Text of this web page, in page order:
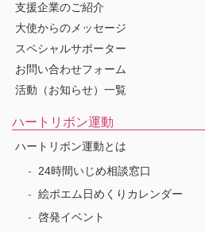
支援企業のご紹介
大使からのメッセージ
スペシャルサポーター
お問い合わせフォーム
活動（お知らせ）一覧
ハートリボン運動
ハートリボン運動とは
24時間いじめ相談窓口
絵ポエム日めくりカレンダー
啓発イベント